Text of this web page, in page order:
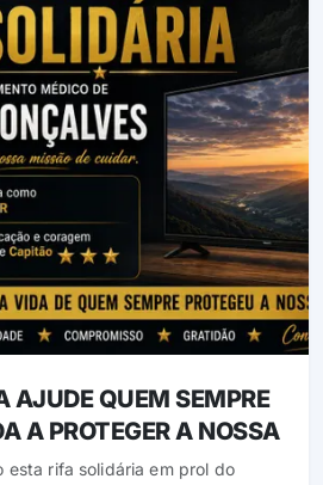
A PROTEGER A NOSSA
esta rifa solidária em prol do